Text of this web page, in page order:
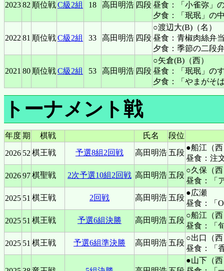
202382 順位戦C級2組 18 高田明浩 四段昼食：「小雀弥」
夕食：「珉珉」の
202281 順位戦C級2組 33 高田明浩 四段
○渡辺大(B)（名）
昼食：青椒肉絲弁
夕食：季節の二段
2021 80 順位戦C級2組 53 高田明浩 四段
○矢倉(B)（西）
昼食：「珉珉」の
夕食：「やまがそ
トーナメント戦
年度期 棋戦 氏名 段位
2026 52 棋王戦 予選8組2回戦 高田明浩 五段
●船江（
昼食：注
202697棋聖戦 2次予選10組2回戦 高田明浩 五段
○久保（
昼食：「
2025 51 棋王戦 2回戦 高田明浩 五段
●広瀬
昼食：「
2025 51 棋王戦 予選6組決勝 高田明浩 五段
○船江（
昼食：「
2025 51 棋王戦 予選6組準決勝 高田明浩 五段
○出口（
昼食：「
●山下（